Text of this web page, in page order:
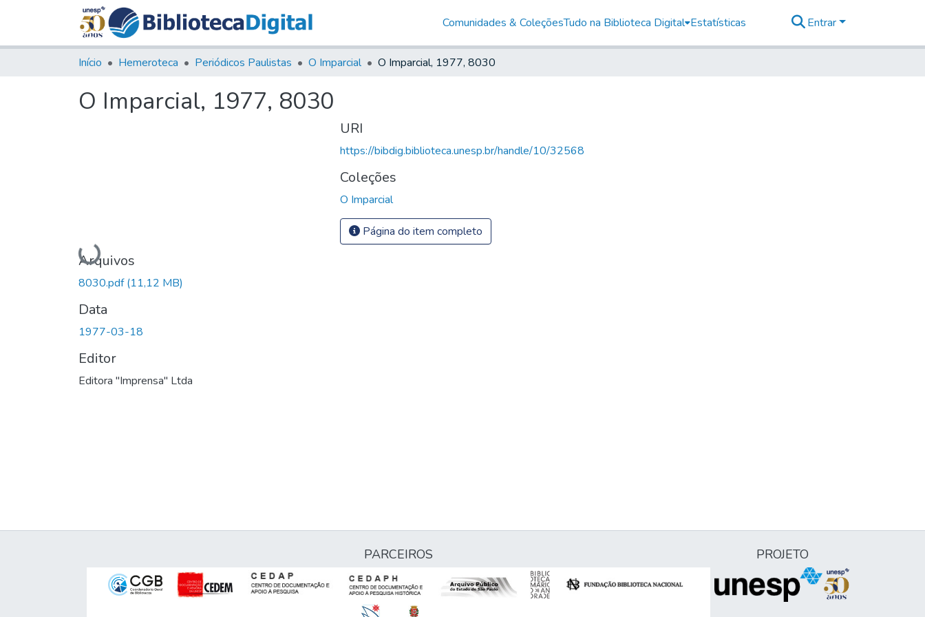
Comunidades & ColeçõesTudo na Biblioteca Digital Estatísticas Entrar
Início Hemeroteca Periódicos Paulistas O Imparcial O Imparcial, 1977, 8030
O Imparcial, 1977, 8030
Carregando...
Arquivos
8030.pdf(11,12 MB)
Data
1977-03-18
Editor
Editora "Imprensa" Ltda
URI
https://bibdig.biblioteca.unesp.br/handle/10/32568
Coleções
O Imparcial
Página do item completo
PARCEIROS PROJETO